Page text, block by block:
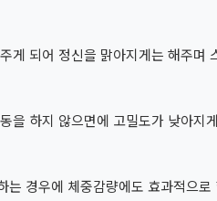
게 되어 정신을 맑아지게는 해주며
을 하지 않으면에 고밀도가 낮아지
경우에 체중감량에도 효과적으